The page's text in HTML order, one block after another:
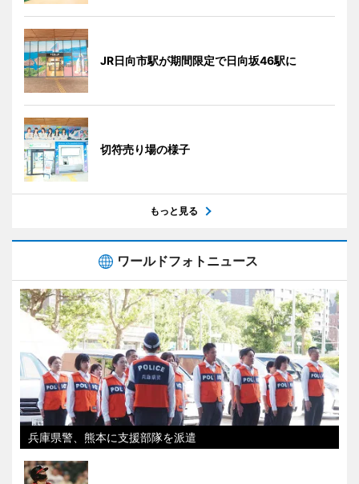
JR日向市駅が期間限定で日向坂46駅に
切符売り場の様子
もっと見る
ワールドフォトニュース
兵庫県警、熊本に支援部隊を派遣